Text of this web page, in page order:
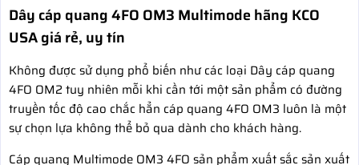
Dây cáp quang 4FO OM3 Multimode hãng KCO
USA giá rẻ, uy tín
Không được sử dụng phổ biến như các loại Dây cáp quang
4FO OM2 tuy nhiên mỗi khi cần tới một sản phẩm có đường
truyền tốc độ cao chắc hẳn cáp quang 4FO OM3 luôn là một
sự chọn lựa không thể bỏ qua dành cho khách hàng.
Cáp quang Multimode OM3 4FO sản phẩm xuất sắc sản xuất